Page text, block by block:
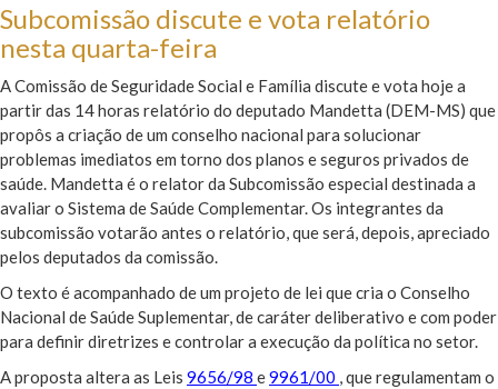
Subcomissão discute e vota relatório
nesta quarta-feira
A Comissão de Seguridade Social e Família discute e vota hoje a
partir das 14 horas relatório do deputado Mandetta (DEM-MS) que
propôs a criação de um conselho nacional para solucionar
problemas imediatos em torno dos planos e seguros privados de
saúde. Mandetta é o relator da Subcomissão especial destinada a
avaliar o Sistema de Saúde Complementar. Os integrantes da
subcomissão votarão antes o relatório, que será, depois, apreciado
pelos deputados da comissão.
O texto é acompanhado de um projeto de lei que cria o Conselho
Nacional de Saúde Suplementar, de caráter deliberativo e com poder
para definir diretrizes e controlar a execução da política no setor.
A proposta altera as Leis 9656/98 e9961/00 , que regulamentam o